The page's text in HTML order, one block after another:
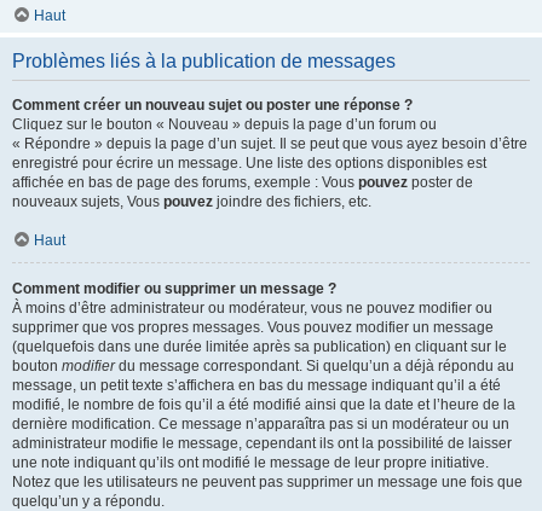
Haut
Problèmes liés à la publication de messages
Comment créer un nouveau sujet ou poster une réponse ?
Cliquez sur le bouton « Nouveau » depuis la page d’un forum ou
« Répondre » depuis la page d’un sujet. Il se peut que vous ayez besoin d’être
enregistré pour écrire un message. Une liste des options disponibles est
affichée en bas de page des forums, exemple : Vous pouvez poster de
nouveaux sujets, Vous pouvez joindre des fichiers, etc.
Haut
Comment modifier ou supprimer un message ?
À moins d’être administrateur ou modérateur, vous ne pouvez modifier ou
supprimer que vos propres messages. Vous pouvez modifier un message
(quelquefois dans une durée limitée après sa publication) en cliquant sur le
bouton modifierdu message correspondant. Si quelqu’un a déjà répondu au
message, un petit texte s’affichera en bas du message indiquant qu’il a été
modifié, le nombre de fois qu’il a été modifié ainsi que la date et l’heure de la
dernière modification. Ce message n’apparaîtra pas si un modérateur ou un
administrateur modifie le message, cependant ils ont la possibilité de laisser
une note indiquant qu’ils ont modifié le message de leur propre initiative.
Notez que les utilisateurs ne peuvent pas supprimer un message une fois que
quelqu’un y a répondu.